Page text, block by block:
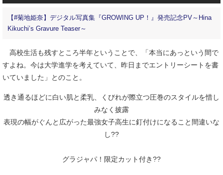
【#菊地姫奈】デジタル写真集『GROWING UP！』発売記念PV～Hina
Kikuchi’s Gravure Teaser～
高校生活も残すところ半年ということで、「本当にあっという間で
すよね。今は大学進学を考えていて、昨日までエントリーシートを書
いていました」とのこと。
透き通るほどに白い肌と柔乳、くびれが際立つ圧巻のスタイルを惜し
みなく披露
表現の幅がぐんと広がった最強女子高生に釘付けになること間違いな
し??
グラジャパ！限定カット付き??